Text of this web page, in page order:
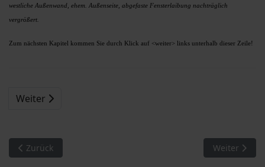
westliche Außenwand, ehem. Außenseite, abgefaste Fensterlaibung nachträglich
vergrößert.
Zum nächsten Kapitel kommen Sie durch Klick auf <weiter> links unterhalb dieser Zeile!
Weiter
Vorheriger Beitrag: Die Kettenreaktion
Zurück Nächster
Weiter